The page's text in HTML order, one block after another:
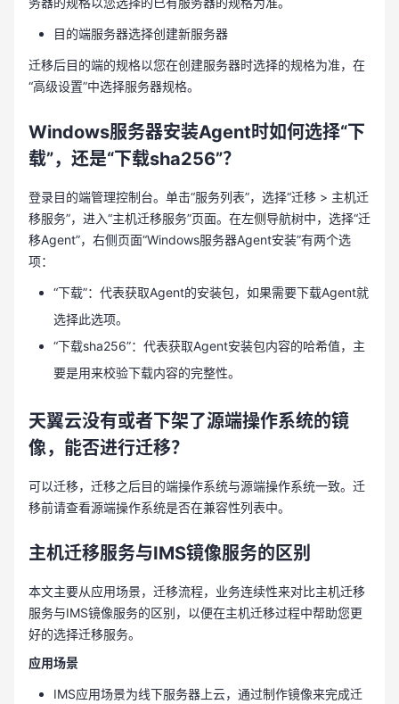
目的端服务器选择创建新服务器
迁移后目的端的规格以您在创建服务器时选择的规格为准，在
“高级设置”中选择服务器规格。
Windows服务器安装Agent时如何选择“下
载”，还是“下载sha256”？
登录目的端管理控制台。单击“服务列表”，选择“迁移 > 主机迁
移服务”，进入“主机迁移服务”页面。在左侧导航树中，选择“迁
移Agent”，右侧页面“Windows服务器Agent安装”有两个选
项：
“下载”：代表获取Agent的安装包，如果需要下载Agent就
选择此选项。
“下载sha256”：代表获取Agent安装包内容的哈希值，主
要是用来校验下载内容的完整性。
天翼云没有或者下架了源端操作系统的镜
像，能否进行迁移？
可以迁移，迁移之后目的端操作系统与源端操作系统一致。迁
移前请查看源端操作系统是否在兼容性列表中。
主机迁移服务与IMS镜像服务的区别
本文主要从应用场景，迁移流程，业务连续性来对比主机迁移
服务与IMS镜像服务的区别，以便在主机迁移过程中帮助您更
好的选择迁移服务。
应用场景
IMS应用场景为线下服务器上云，通过制作镜像来完成迁